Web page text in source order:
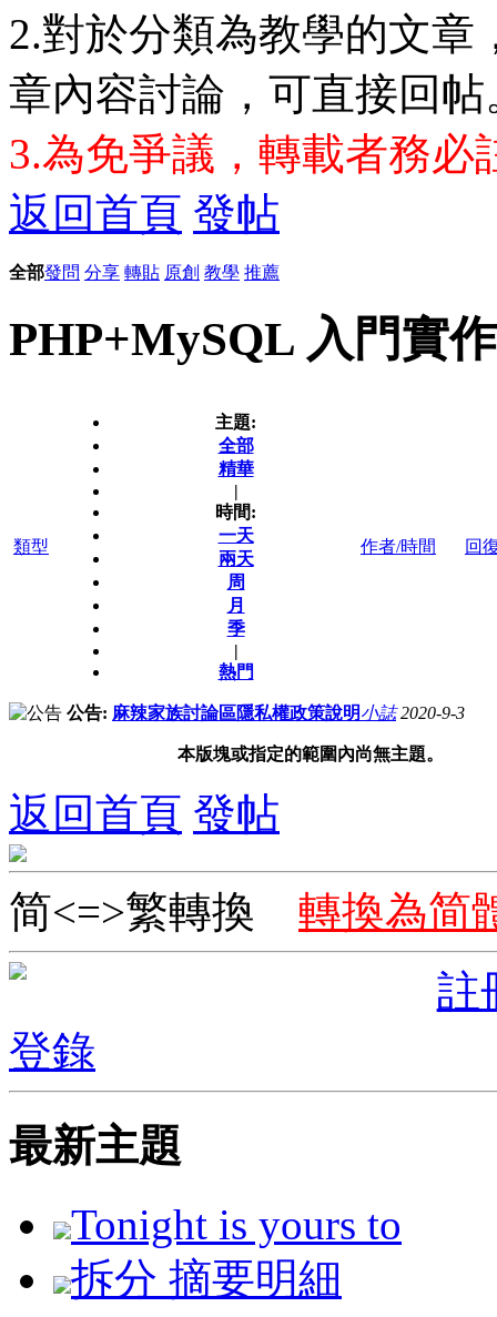
2.對於分類為教學的文
章內容討論，可直接回帖
3.為免爭議，轉載者務必
返回首頁 發帖
全部發問 分享 轉貼 原創 教學 推薦
PHP+MySQL 入門實作
類型
主題:
全部
精華
|
時間:
一天
兩天
周
月
季
|
熱門
作者/時間 回
公告: 麻辣家族討論區隱私權政策說明小誌 2020-9-3
本版塊或指定的範圍內尚無主題。
返回首頁 發帖
简<=>繁轉換 轉換為简
註
登錄
最新主題
Tonight is yours to
拆分 摘要明細